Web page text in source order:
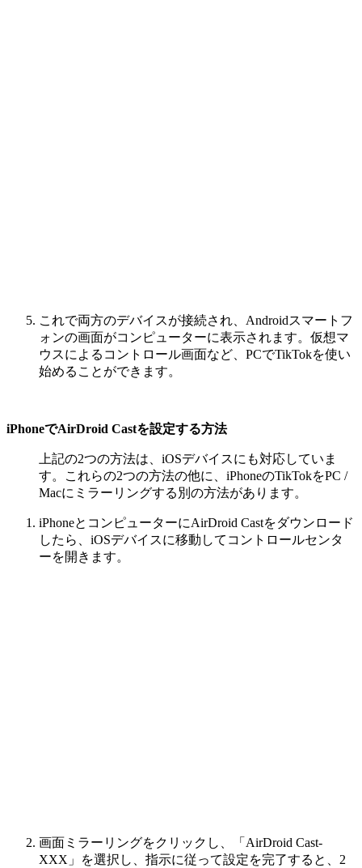
これで両方のデバイスが接続され、Androidスマートフ
ォンの画面がコンピューターに表示されます。仮想マ
ウスによるコントロール画面など、PCでTikTokを使い
始めることができます。
iPhoneでAirDroid Castを設定する方法
上記の2つの方法は、iOSデバイスにも対応していま
す。これらの2つの方法の他に、iPhoneのTikTokをPC /
Macにミラーリングする別の方法があります。
iPhoneとコンピューターにAirDroid Castをダウンロード
したら、iOSデバイスに移動してコントロールセンタ
ーを開きます。
画面ミラーリングをクリックし、「AirDroid Cast-
XXX」を選択し、指示に従って設定を完了すると、2